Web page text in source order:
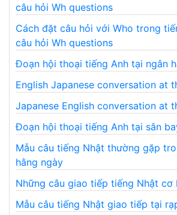
câu hỏi Wh questions
Cách đặt câu hỏi với Who trong
câu hỏi Wh questions
Đoạn hội thoại tiếng Anh tại ngân
English Japanese conversation at
Japanese English conversation at
Đoạn hội thoại tiếng Anh tại sân
Mẫu câu tiếng Nhật thường gặp
hằng ngày
Những câu giao tiếp tiếng Nhật cơ
Mẫu câu tiếng Nhật giao tiếp tại